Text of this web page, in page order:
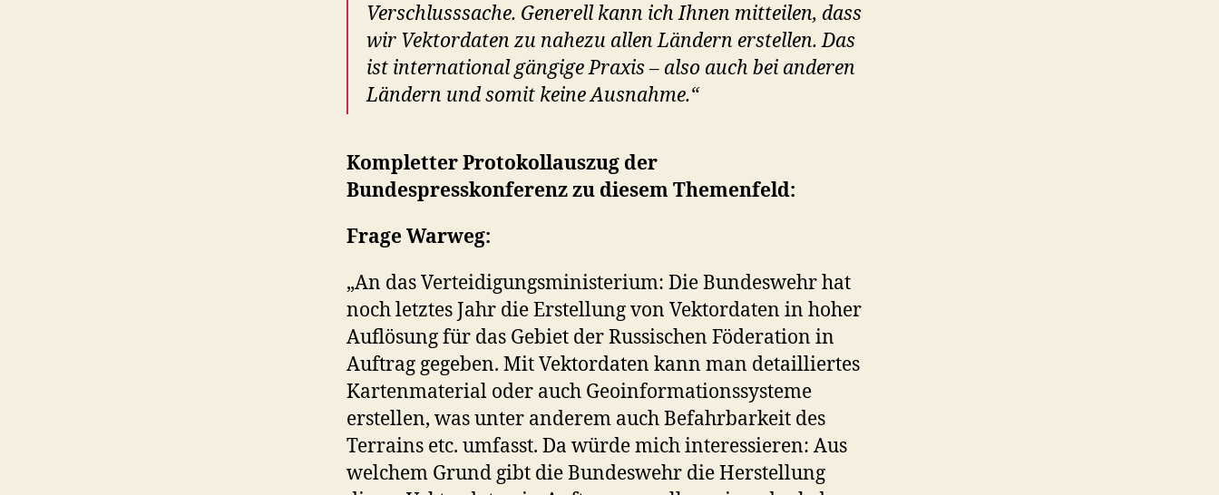
Verschlusssache. Generell kann ich Ihnen mitteilen, dass
wir Vektordaten zu nahezu allen Ländern erstellen. Das
ist international gängige Praxis – also auch bei anderen
Ländern und somit keine Ausnahme.“
Kompletter Protokollauszug der
Bundespresskonferenz zu diesem Themenfeld:
Frage Warweg:
„An das Verteidigungsministerium: Die Bundeswehr hat
noch letztes Jahr die Erstellung von Vektordaten in hoher
Auflösung für das Gebiet der Russischen Föderation in
Auftrag gegeben. Mit Vektordaten kann man detailliertes
Kartenmaterial oder auch Geoinformationssysteme
erstellen, was unter anderem auch Befahrbarkeit des
Terrains etc. umfasst. Da würde mich interessieren: Aus
welchem Grund gibt die Bundeswehr die Herstellung